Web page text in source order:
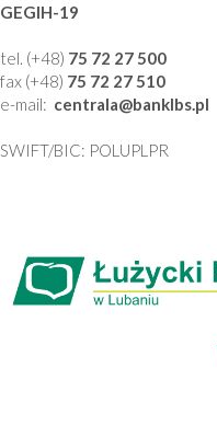
GEGIH-19
tel. (+48) 75 72 27 500
fax (+48) 75 72 27 510
e-mail: centrala@banklbs.pl
SWIFT/BIC: POLUPLPR